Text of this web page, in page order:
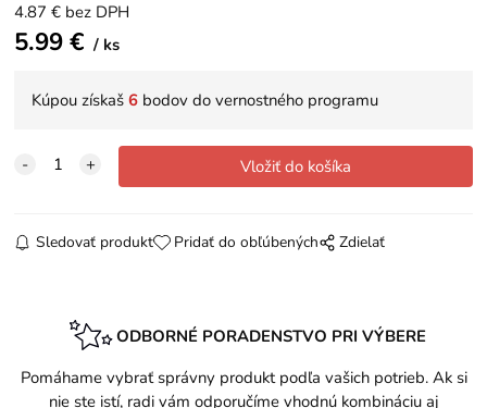
4.87 € bez DPH
5.99€ ks
Kúpou získaš6 bodov do vernostného programu
Sledovať produkt Pridať do obľúbených Zdielať
ODBORNÉ PORADENSTVO PRI VÝBERE
Pomáhame vybrať správny produkt podľa vašich potrieb. Ak si
nie ste istí, radi vám odporučíme vhodnú kombináciu aj